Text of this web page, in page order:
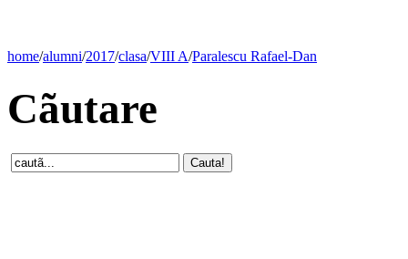
home/alumni/2017/clasa/VIII A/Paralescu Rafael-Dan
Cãutare